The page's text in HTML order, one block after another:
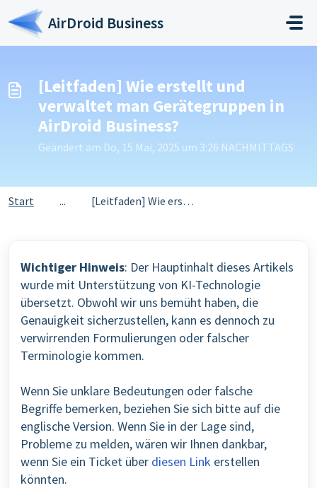
Zum hauptsächlichen Inhalt gehen
AirDroid Business
[Leitfaden] Wie erstellt und
verwaltet man Gerätegruppen in
AirDroid Business?
Geändert am Do, 15 Mai, 2025 um 3:26 NACHMITTAGS
Start ... [Leitfaden] Wie erstellt und verwaltet man Gerätegruppen ...
Wichtiger Hinweis: Der Hauptinhalt dieses Artikels
wurde mit Unterstützung von KI-Technologie
übersetzt. Obwohl wir uns bemüht haben, die
Genauigkeit sicherzustellen, kann es dennoch zu
verwirrenden Formulierungen oder falscher
Terminologie kommen.
Wenn Sie unklare Bedeutungen oder falsche
Begriffe bemerken, beziehen Sie sich bitte auf die
englische Version. Wenn Sie in der Lage sind,
Probleme zu melden, wären wir Ihnen dankbar,
wenn Sie ein Ticket über diesen Link erstellen
könnten.